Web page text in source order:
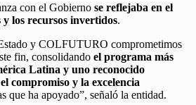
con el Gobierno se reflejaba en el
los recursos invertidos.
y COLFUTURO comprometimos
fin, consolidando el programa más
Latina y uno reconocido
compromiso y la excelencia
que ha apoyado”, señaló la entidad.